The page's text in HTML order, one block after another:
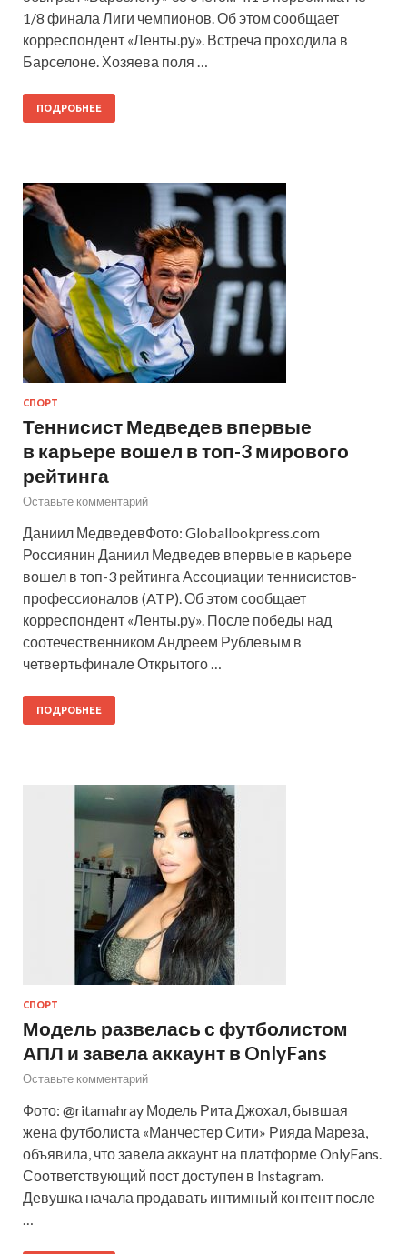
1/8 финала Лиги чемпионов. Об этом сообщает
корреспондент «Ленты.ру». Встреча проходила в
Барселоне. Хозяева поля …
ПОДРОБНЕЕ
СПОРТ
Теннисист Медведев впервые
в карьере вошел в топ-3 мирового
рейтинга
Оставьте комментарий
Даниил МедведевФото: Globallookpress.com
Россиянин Даниил Медведев впервые в карьере
вошел в топ-3 рейтинга Ассоциации теннисистов-
профессионалов (ATP). Об этом сообщает
корреспондент «Ленты.ру». После победы над
соотечественником Андреем Рублевым в
четвертьфинале Открытого …
ПОДРОБНЕЕ
СПОРТ
Модель развелась с футболистом
АПЛ и завела аккаунт в OnlyFans
Оставьте комментарий
Фото: @ritamahray Модель Рита Джохал, бывшая
жена футболиста «Манчестер Сити» Рияда Мареза,
объявила, что завела аккаунт на платформе OnlyFans.
Соответствующий пост доступен в Instagram.
Девушка начала продавать интимный контент после
…